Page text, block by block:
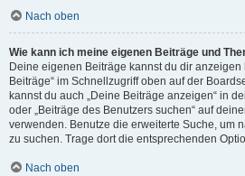
Nach oben
Wie kann ich meine eigenen Beiträge und
Deine eigenen Beiträge kannst du dir anzeigen
Beiträge“ im Schnellzugriff oben auf der
kannst du auch „Deine Beiträge anzeigen“ in
oder „Beiträge des Benutzers suchen“ auf
verwenden. Benutze die erweiterte Suche, um
zu suchen. Trage dort die entsprechenden
Nach oben